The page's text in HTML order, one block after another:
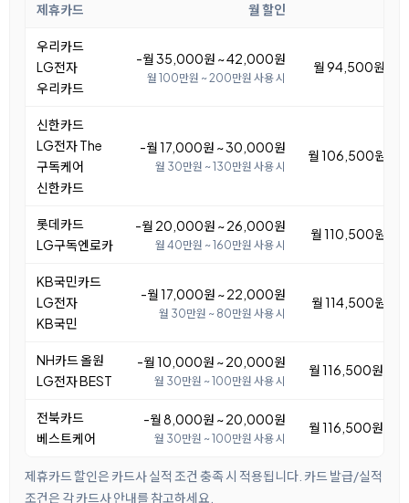
제휴카드 월 할인
우리카드
LG전자
우리카드
-월 35,000원 ~ 42,000원
월 100만원 ~ 200만원 사용 시
월 94,500원 ~
신한카드
LG전자 The
구독케어
신한카드
-월 17,000원 ~ 30,000원
월 30만원 ~ 130만원 사용 시
월 106,500원 ~
롯데카드
LG구독엔로카
-월 20,000원 ~ 26,000원
월 40만원 ~ 160만원 사용 시
월 110,500원 ~
KB국민카드
LG전자
KB국민
-월 17,000원 ~ 22,000원
월 30만원 ~ 80만원 사용 시
월 114,500원 ~
NH카드 올원
LG전자 BEST
-월 10,000원 ~ 20,000원
월 30만원 ~ 100만원 사용 시
월 116,500원 ~
전북카드
베스트케어
-월 8,000원 ~ 20,000원
월 30만원 ~ 100만원 사용 시
월 116,500원 ~
제휴카드 할인은 카드사 실적 조건 충족 시 적용됩니다. 카드 발급/실적
조건은 각 카드사 안내를 참고하세요.